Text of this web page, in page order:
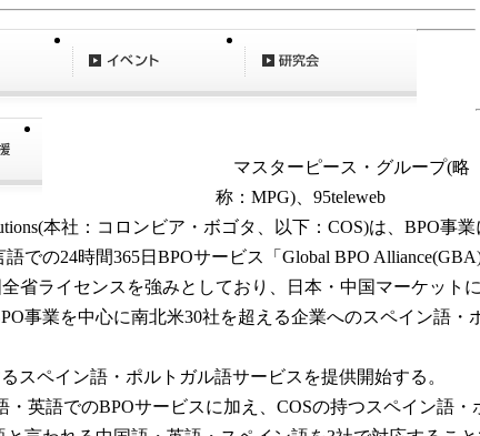
メーション、コロンビア・アウ
トソーシング・ソリューション
マスターピース・グループ(略
称：MPG)、95teleweb
本社：コロンビア・ボゴタ、以下：COS)は、BPO
の24時間365日BPOサービス「Global BPO
省ライセンスを強みとしており、日本・中国マーケット
事業を中心に南北米30社を超える企業へのスペイン語
ペイン語・ポルトガル語サービスを提供開始する。
英語でのBPOサービスに加え、COSの持つスペイン語